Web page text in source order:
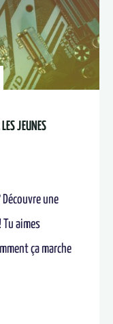
JEUNES
une
aimes
ça marche